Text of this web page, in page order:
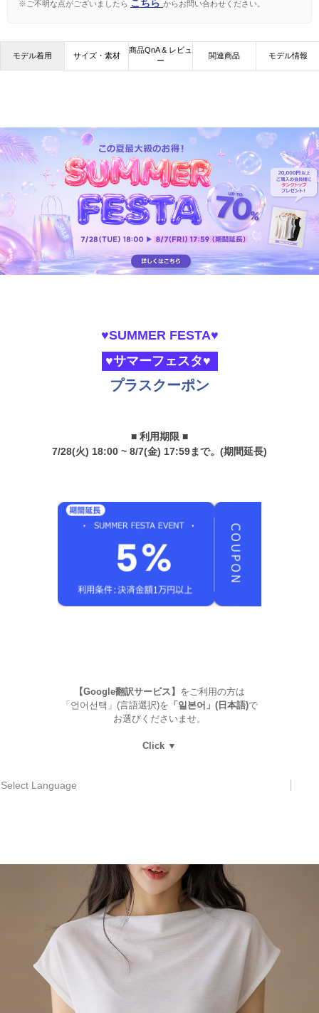
※ご不明な点がございましたら こちら からお問い合わせください。
モデル着用 サイズ・素材
商品QnA & レビュ
ー
関連商品 モデル情報
♥SUMMER FESTA♥
♥サマーフェスタ♥
プラスクーポン
■ 利用期限 ■
7/28(火) 18:00 ~ 8/7(金) 17:59まで。(期間延長)
【Google翻訳サービス】 をご利用の方は
「언어선택」(言語選択)を 「일본어」(日本語)で
お選びくださいませ。
Click ▼
Select Language